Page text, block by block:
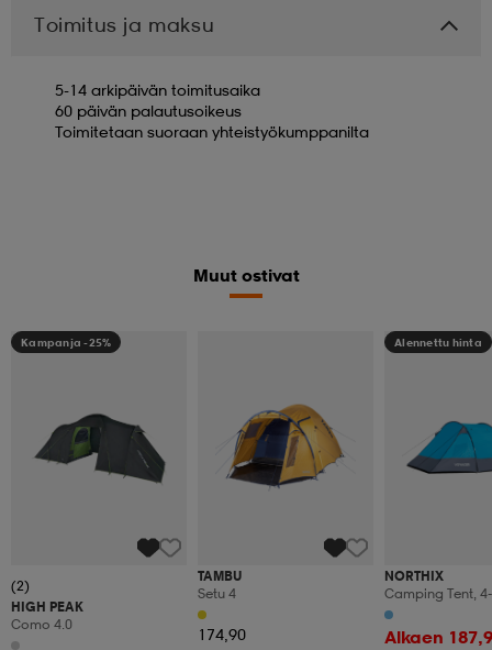
Toimitus ja maksu
5-14 arkipäivän toimitusaika
60 päivän palautusoikeus
Toimitetaan suoraan yhteistyökumppanilta
Muut ostivat
Kampanja -25%
(2)
HIGH PEAK
Como 4.0
TAMBU
Setu 4
174,90
Alennettu hinta
NORTHIX
Camping Tent,
Waterproof,
Alkaen